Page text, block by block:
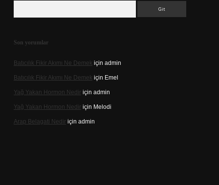
Son yorumlar
Batıcılık Fikir Akımı Ne Demek için admin
Batıcılık Fikir Akımı Ne Demek için Emel
Yağ Yakan Hormon Nedir için admin
Yağ Yakan Hormon Nedir için Melodi
Arap Belagati Nedir için admin